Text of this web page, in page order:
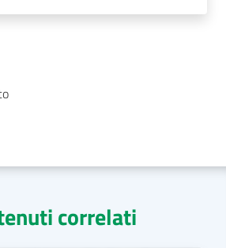
correlati